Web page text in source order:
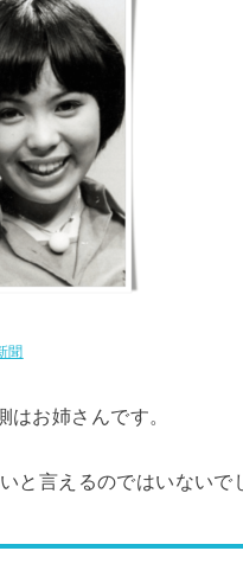
聞
お姉さんです。
と言えるのではいないで